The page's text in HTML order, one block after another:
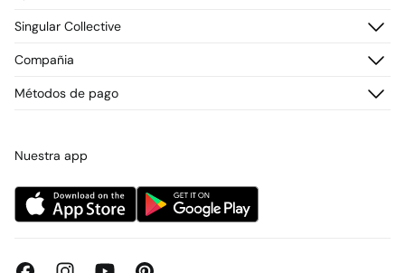
Registrarme
Direcciones de envío
Preguntas frecuentes
Envío
Promociones vigentes
Singular Collective
¡Únete!
Compañia
Tiendas
Métodos de pago
Nuestra app